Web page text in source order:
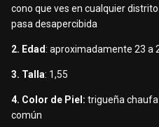
cono que ves en cualquier
pasa desapercibida
2. Edad: aproximadamente 23 a
3. Talla: 1,55
4. Color de Piel: trigueña
común